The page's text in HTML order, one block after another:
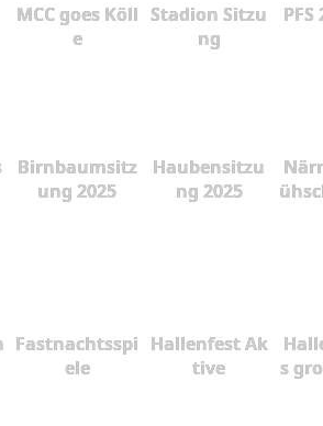
MCC goes Köll
e
Stadion Sitzu
ng
PFS
Birnbaumsitz
ung 2025
Haubensitzu
ng 2025
Fastnachtsspi
ele
Hallenfest Ak
tive
s